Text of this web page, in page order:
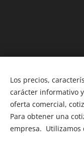
Los precios,
carácter informativo
oferta comercial,
Para obtener una
empresa. Utilizamos